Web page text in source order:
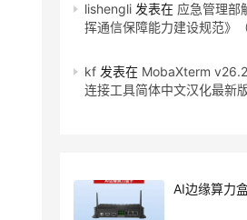
lishengli 发表在 应急管理部
挥通信保障能力建设规范》
kf 发表在 MobaXterm
连接工具简体中文汉化最新
AI边缘算力